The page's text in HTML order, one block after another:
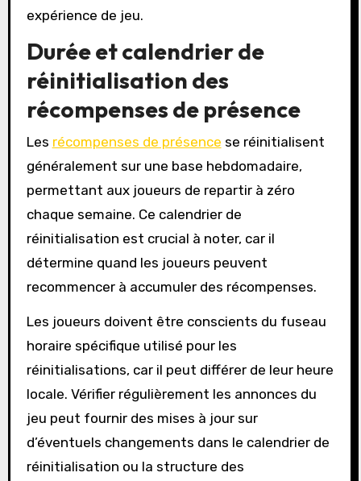
expérience de jeu.
Durée et calendrier de
réinitialisation des
récompenses de présence
Les récompenses de présence se réinitialisent
généralement sur une base hebdomadaire,
permettant aux joueurs de repartir à zéro
chaque semaine. Ce calendrier de
réinitialisation est crucial à noter, car il
détermine quand les joueurs peuvent
recommencer à accumuler des récompenses.
Les joueurs doivent être conscients du fuseau
horaire spécifique utilisé pour les
réinitialisations, car il peut différer de leur heure
locale. Vérifier régulièrement les annonces du
jeu peut fournir des mises à jour sur
d’éventuels changements dans le calendrier de
réinitialisation ou la structure des